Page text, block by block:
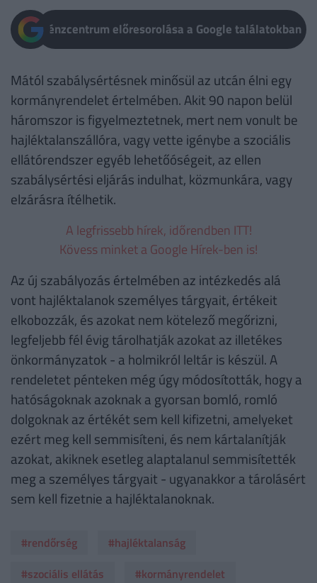
Pénzcentrum előresorolása a Google találatokban
Mától szabálysértésnek minősül az utcán élni egy
kormányrendelet értelmében. Akit 90 napon belül
háromszor is figyelmeztetnek, mert nem vonult be
hajléktalanszállóra, vagy vette igénybe a szociális
ellátórendszer egyéb lehetőóségeit, az ellen
szabálysértési eljárás indulhat, közmunkára, vagy
elzárásra ítélhetik.
A legfrissebb hírek, időrendben ITT!
Kövess minket a Google Hírek-ben is!
Az új szabályozás értelmében az intézkedés alá
vont hajléktalanok személyes tárgyait, értékeit
elkobozzák, és azokat nem kötelező megőrizni,
legfeljebb fél évig tárolhatják azokat az illetékes
önkormányzatok - a holmikról leltár is készül. A
rendeletet pénteken még úgy módosították, hogy a
hatóságoknak azoknak a gyorsan bomló, romló
dolgoknak az értékét sem kell kifizetni, amelyeket
ezért meg kell semmisíteni, és nem kártalanítják
azokat, akiknek esetleg alaptalanul semmisítették
meg a személyes tárgyait - ugyanakkor a tárolásért
sem kell fizetnie a hajléktalanoknak.
#rendőrség
#hajléktalanság
#szociális ellátás
#kormányrendelet